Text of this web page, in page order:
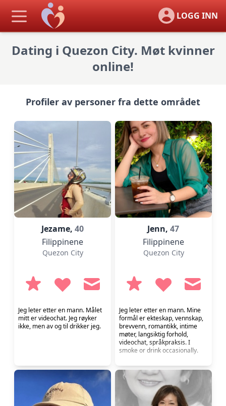
LOGG INN
Dating i Quezon City. Møt kvinner
online!
Profiler av personer fra dette området
Jezame, 40
Filippinene
Quezon City
Jeg leter etter en mann. Målet
mitt er videochat. Jeg røyker
ikke, men av og til drikker jeg.
Jenn,47
Filippinene
Quezon City
Jeg leter etter en mann. Mine
formål er ekteskap, vennskap,
brevvenn, romantikk, intime
møter, langsiktig forhold,
videochat, språkpraksis. I
smoke or drink occasionally.